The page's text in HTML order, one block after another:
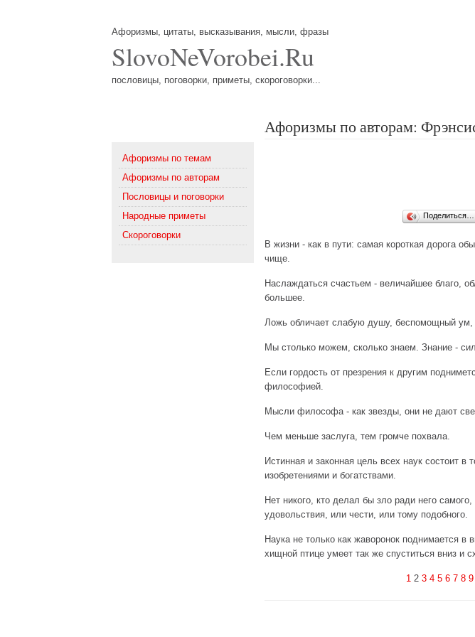
Афоризмы, цитаты, высказывания, мысли, фразы
SlovoNeVorobei.Ru
пословицы, поговорки, приметы, скороговорки...
Афоризмы по темам
Афоризмы по авторам
Пословицы и поговорки
Народные приметы
Скороговорки
Афоризмы по авторам:
Поделиться…
В жизни - как в пути: самая короткая дорога
чище.
Наслаждаться счастьем - величайшее благо,
большее.
Ложь обличает слабую душу, беспомощный ум,
Мы столько можем, сколько знаем. Знание -
Если гордость от презрения к другим
философией.
Мысли философа - как звезды, они не дают
Чем меньше заслуга, тем громче похвала.
Истинная и законная цель всех наук состоит
изобретениями и богатствами.
Нет никого, кто делал бы зло ради него
удовольствия, или чести, или тому подобного.
Наука не только как жаворонок поднимается
хищной птице умеет так же спуститься вниз и
1 2 3 4 5 6 7 8 9